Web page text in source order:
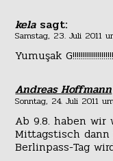
kela sagt:
Samstag, 23. Juli 2011
Yumuşak
Andreas Hoffmann
Sonntag, 24. Juli 2011
Ab 9.8. haben
Mittagstisch dann
Berlinpass-Tag